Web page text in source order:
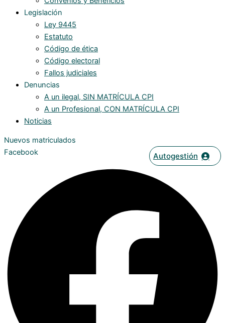
Legislación
Ley 9445
Estatuto
Código de ética
Código electoral
Fallos judiciales
Denuncias
A un ilegal, SIN MATRÍCULA CPI
A un Profesional, CON MATRÍCULA CPI
Noticias
Nuevos matriculados
Autogestión
Facebook